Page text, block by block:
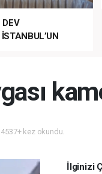
DEV
kez okundu.
İlginizi